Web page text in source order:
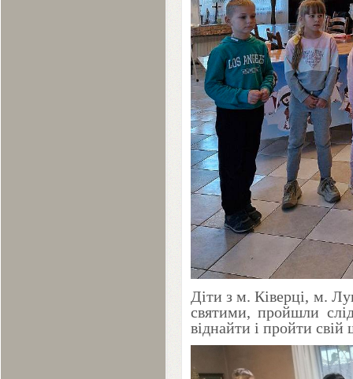
Діти з м. Ківерці, м.
святими, пройшли
віднайти і пройти свій